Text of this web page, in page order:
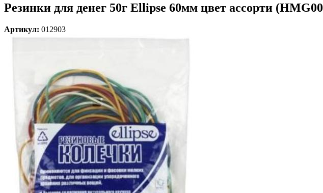
Резинки для денег 50г Ellipse 60мм цвет ассорти
Артикул: 012903